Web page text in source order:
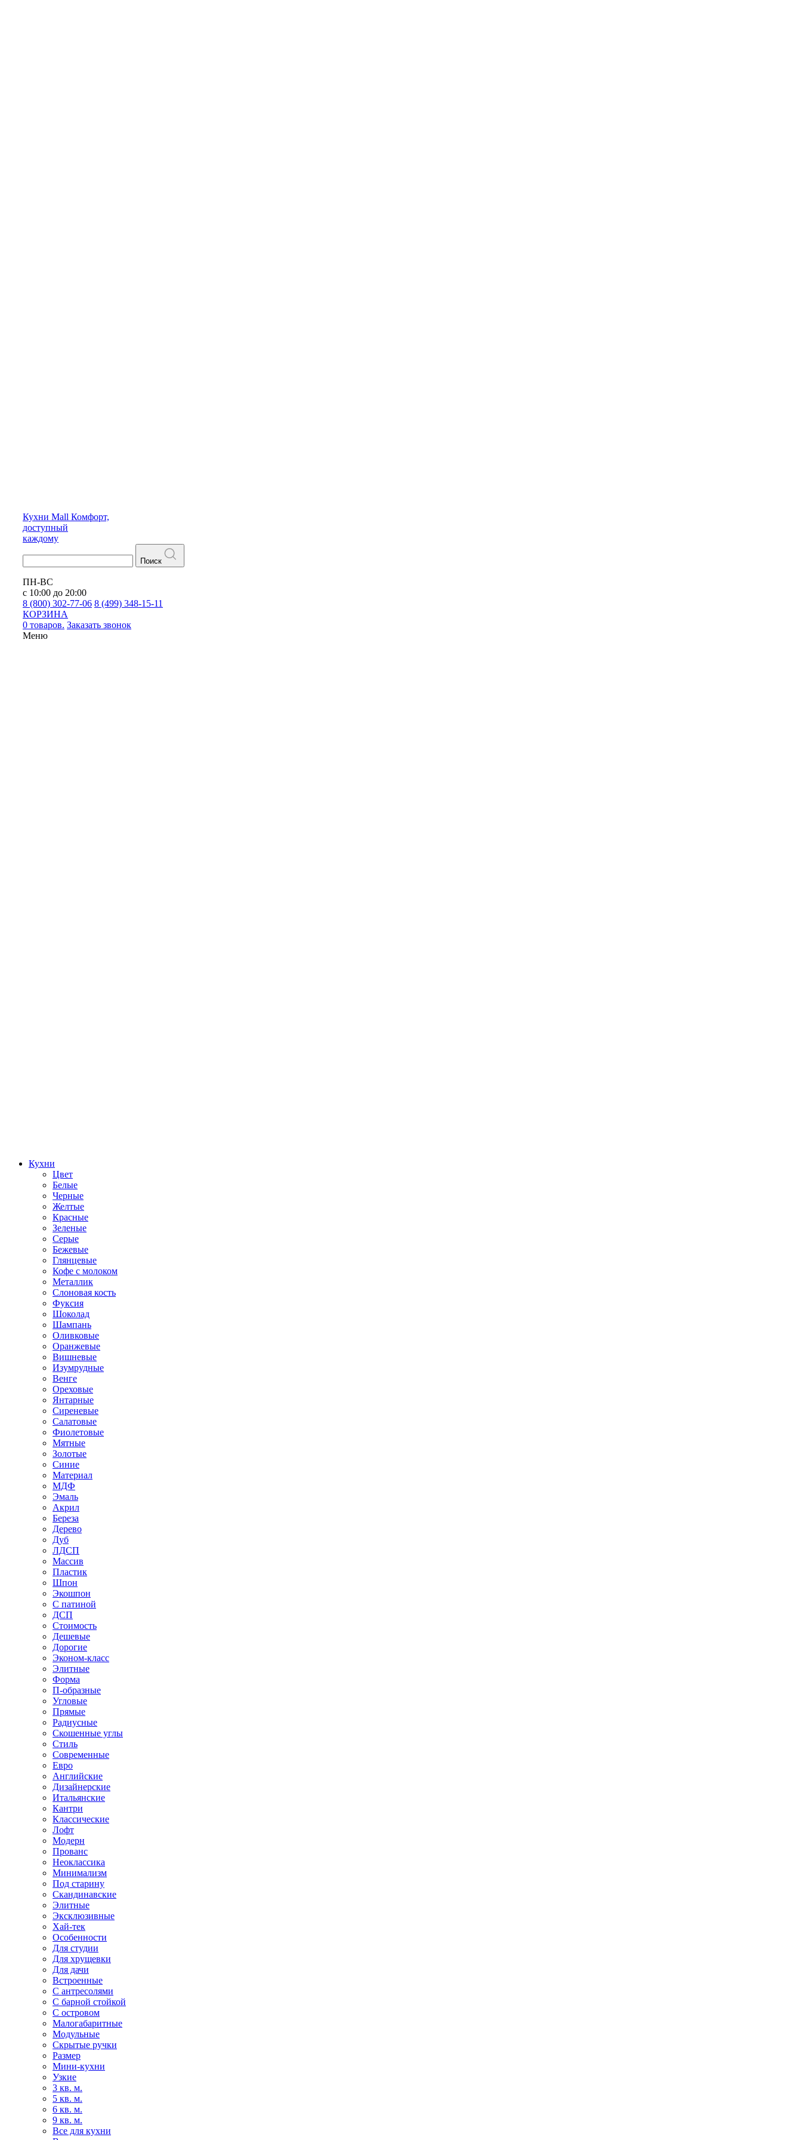
Кухни Mall Комфорт,
доступный
каждому
Поиск
ПН-ВС
с 10:00 до 20:00
8 (800) 302-77-06 8 (499) 348-15-11
КОРЗИНА
0 товаров. Заказать звонок
Меню
Кухни
Цвет
Белые
Черные
Желтые
Красные
Зеленые
Серые
Бежевые
Глянцевые
Кофе с молоком
Металлик
Слоновая кость
Фуксия
Шоколад
Шампань
Оливковые
Оранжевые
Вишневые
Изумрудные
Венге
Ореховые
Янтарные
Сиреневые
Салатовые
Фиолетовые
Мятные
Золотые
Синие
Материал
МДФ
Эмаль
Акрил
Береза
Дерево
Дуб
ЛДСП
Массив
Пластик
Шпон
Экошпон
С патиной
ДСП
Стоимость
Дешевые
Дорогие
Эконом-класс
Элитные
Форма
П-образные
Угловые
Прямые
Радиусные
Скошенные углы
Стиль
Современные
Евро
Английские
Дизайнерские
Итальянские
Кантри
Классические
Лофт
Модерн
Прованс
Неоклассика
Минимализм
Под старину
Скандинавские
Элитные
Эксклюзивные
Хай-тек
Особенности
Для студии
Для хрущевки
Для дачи
Встроенные
С антресолями
С барной стойкой
С островом
Малогабаритные
Модульные
Скрытые ручки
Размер
Мини-кухни
Узкие
3 кв. м.
5 кв. м.
6 кв. м.
9 кв. м.
Все для кухни